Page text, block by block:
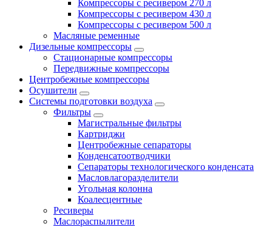
Компрессоры с ресивером 270 л
Компрессоры с ресивером 430 л
Компрессоры с ресивером 500 л
Масляные ременные
Дизельные компрессоры
Стационарные компрессоры
Передвижные компрессоры
Центробежные компрессоры
Осушители
Системы подготовки воздуха
Фильтры
Магистральные фильтры
Картриджи
Центробежные сепараторы
Конденсатоотводчики
Сепараторы технологического конденсата
Масловлагоразделители
Угольная колонна
Коалесцентные
Ресиверы
Маслораспылители